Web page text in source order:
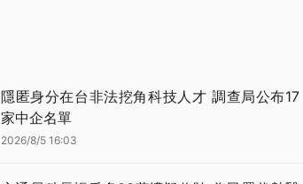
隱匿身分在台非法挖角科技人才 調查局公布17
家中企名單
2026/8/5 16:03